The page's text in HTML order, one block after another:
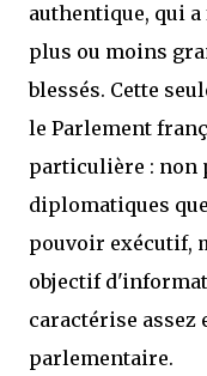
authentique, qui
plus ou moins
blessés. Cette
le Parlement
particulière : non
diplomatiques
pouvoir exécutif,
objectif
caractérise
parlementaire.